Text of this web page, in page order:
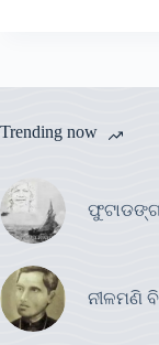
Trending now
ନୀଳମଣି